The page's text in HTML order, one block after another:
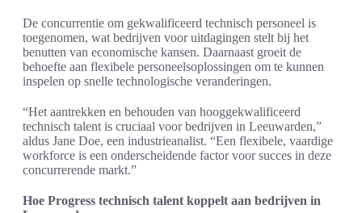
De concurrentie om gekwalificeerd technisch personeel is
toegenomen, wat bedrijven voor uitdagingen stelt bij het
benutten van economische kansen. Daarnaast groeit de
behoefte aan flexibele personeelsoplossingen om te kunnen
inspelen op snelle technologische veranderingen.
“Het aantrekken en behouden van hooggekwalificeerd
technisch talent is cruciaal voor bedrijven in Leeuwarden,”
aldus Jane Doe, een industrieanalist. “Een flexibele, vaardige
workforce is een onderscheidende factor voor succes in deze
concurrerende markt.”
Hoe Progress technisch talent koppelt aan bedrijven in